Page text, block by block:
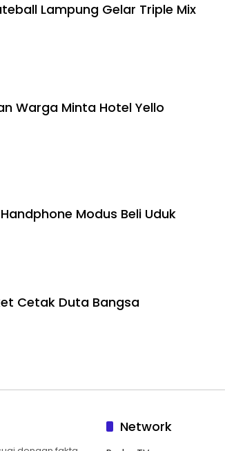
Lampung Gelar Triple Mix
Warga Minta Hotel Yello
Modus Beli Uduk
Cetak Duta Bangsa
Network